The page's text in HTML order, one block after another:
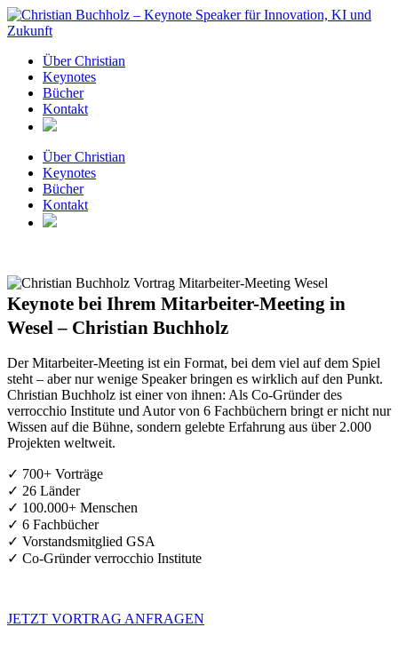
Zum
Inhalt
Über Christian
Keynotes
Bücher
Kontakt
Über Christian
Keynotes
Bücher
Kontakt
Keynote bei Ihrem Mitarbeiter-Meeting in
Wesel – Christian Buchholz
Der Mitarbeiter-Meeting ist ein Format, bei dem viel auf dem Spiel
steht – aber nur wenige Speaker bringen es wirklich auf den Punkt.
Christian Buchholz ist einer von ihnen: Als Co-Gründer des
verrocchio Institute und Autor von 6 Fachbüchern bringt er nicht nur
Wissen auf die Bühne, sondern gelebte Erfahrung aus über 2.000
Projekten weltweit.
✓ 700+ Vorträge
✓ 26 Länder
✓ 100.000+ Menschen
✓ 6 Fachbücher
✓ Vorstandsmitglied GSA
✓ Co-Gründer verrocchio Institute
JETZT VORTRAG ANFRAGEN